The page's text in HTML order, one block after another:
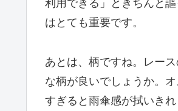
利用できる」ときちんと
はとても重要です。
あとは、柄ですね。レー
な柄が良いでしょうか。
すぎると雨傘感が拭いき